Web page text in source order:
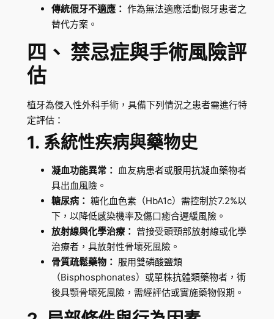
傳統假牙不適應： 作為無法適應活動假牙患者之
替代方案。
四、 禁忌症與手術風險評
估
植牙為侵入性外科手術，具備下列情況之患者需進行特
定評估：
1. 系統性疾病與藥物史
凝血功能異常： 血友病患者或服用抗凝血藥物者
具出血風險。
糖尿病： 糖化血色素（HbA1c）需控制於7.2%以
下，以降低感染機率及傷口癒合遲緩風險。
放射線與化學治療： 曾接受頭頸部放射線或化學
治療者，具放射性骨壞死風險。
骨質疏鬆藥物： 服用雙磷酸鹽類
（Bisphosphonates）或單株抗體類藥物者，術
後具顎骨壞死風險，需經評估或實施藥物假期。